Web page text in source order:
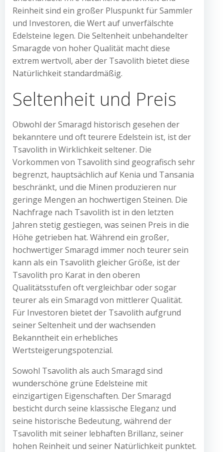
Reinheit sind ein großer Pluspunkt für Sammler
und Investoren, die Wert auf unverfälschte
Edelsteine legen. Die Seltenheit unbehandelter
Smaragde von hoher Qualität macht diese
extrem wertvoll, aber der Tsavolith bietet diese
Natürlichkeit standardmäßig.
Seltenheit und Preis
Obwohl der Smaragd historisch gesehen der
bekanntere und oft teurere Edelstein ist, ist der
Tsavolith in Wirklichkeit seltener. Die
Vorkommen von Tsavolith sind geografisch sehr
begrenzt, hauptsächlich auf Kenia und Tansania
beschränkt, und die Minen produzieren nur
geringe Mengen an hochwertigen Steinen. Die
Nachfrage nach Tsavolith ist in den letzten
Jahren stetig gestiegen, was seinen Preis in die
Höhe getrieben hat. Während ein großer,
hochwertiger Smaragd immer noch teurer sein
kann als ein Tsavolith gleicher Größe, ist der
Tsavolith pro Karat in den oberen
Qualitätsstufen oft vergleichbar oder sogar
teurer als ein Smaragd von mittlerer Qualität.
Für Investoren bietet der Tsavolith aufgrund
seiner Seltenheit und der wachsenden
Bekanntheit ein erhebliches
Wertsteigerungspotenzial.
Sowohl Tsavolith als auch Smaragd sind
wunderschöne grüne Edelsteine mit
einzigartigen Eigenschaften. Der Smaragd
besticht durch seine klassische Eleganz und
seine historische Bedeutung, während der
Tsavolith mit seiner lebhaften Brillanz, seiner
hohen Reinheit und seiner Natürlichkeit punktet.